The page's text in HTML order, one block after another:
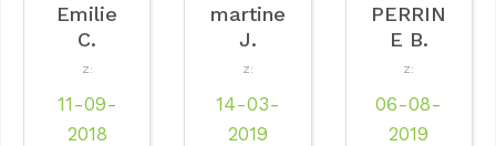
Emilie
C.
Z:
11-09-
2018
martine
J.
Z:
14-03-
2019
PERRIN
E B.
Z:
06-08-
2019